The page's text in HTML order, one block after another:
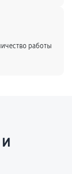
работы